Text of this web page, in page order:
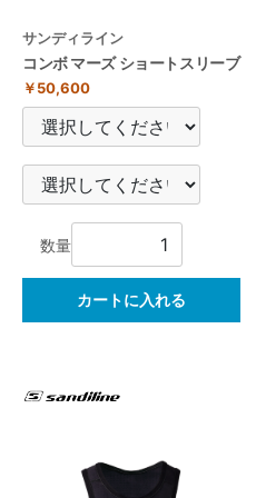
サンディライン
コンボ マーズ ショートスリーブ
￥50,600
数量
カートに入れる